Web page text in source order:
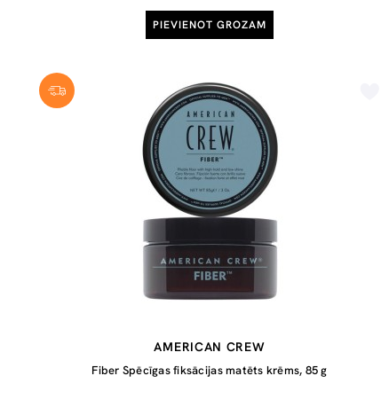
PIEVIENOT GROZAM
AMERICAN CREW
Fiber Spēcīgas fiksācijas matēts krēms, 85 g